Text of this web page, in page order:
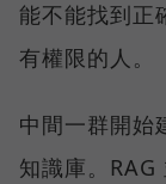
能不能找到正
有權限的人。
中間一群開始
知識庫。